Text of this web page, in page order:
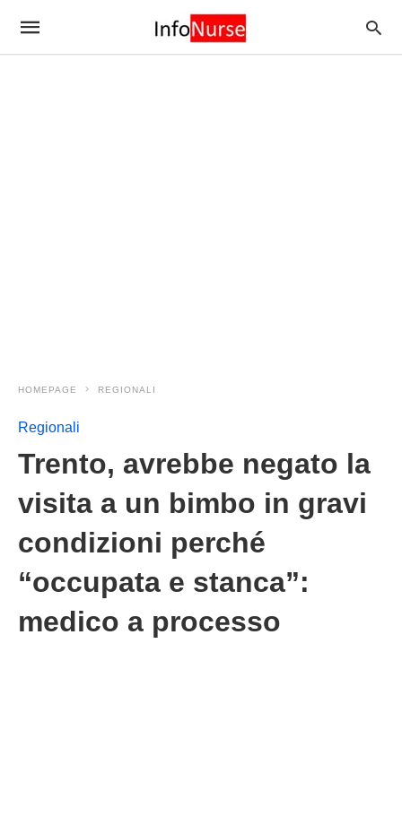
HOMEPAGE REGIONALI
Regionali
Trento, avrebbe negato la
visita a un bimbo in gravi
condizioni perché
“occupata e stanca”:
medico a processo